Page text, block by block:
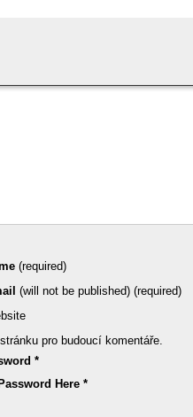
(required)
(will not be published) (required)
pro budoucí komentáře.
*
Here *